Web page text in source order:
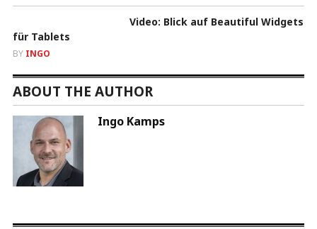
Video: Blick auf Beautiful Widgets
für Tablets
BY INGO
ABOUT THE AUTHOR
Ingo Kamps